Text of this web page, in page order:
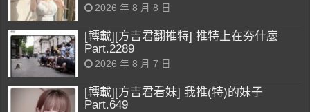
2026 年 8 月 8 日
[轉載][方吉君翻推特] 推特上在夯什麼
Part.2289
2026 年 8 月 7 日
[轉載][方吉君看妹] 我推(特)的妹子
Part.649